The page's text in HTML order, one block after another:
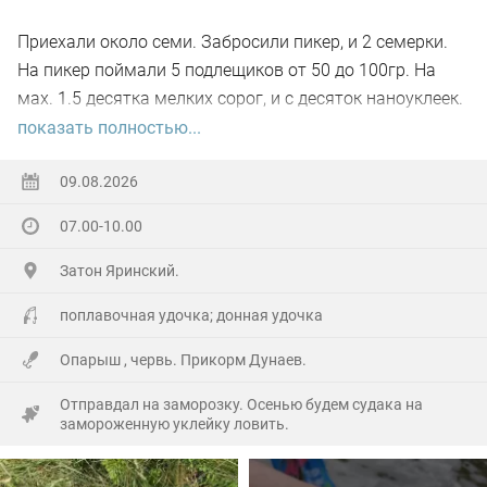
С такими ельцами никакая рыба на букву "ХА"... Ну, как
той самой бабке - интернет ваш...
Приехали около семи. Забросили пикер, и 2 семерки.
На пикер поймали 5 подлещиков от 50 до 100гр. На
мах. 1.5 десятка мелких сорог, и с десяток наноуклеек.
Дно все зарасло травой,, кормушку 30 гр не протянуть.
нечего. Все всем НХНЧ.
показать полностью...
09.08.2026
07.00-10.00
Затон Яринский.
поплавочная удочка; донная удочка
Опарыш , червь. Прикорм Дунаев.
Отправдал на заморозку. Осенью будем судака на
замороженную уклейку ловить.